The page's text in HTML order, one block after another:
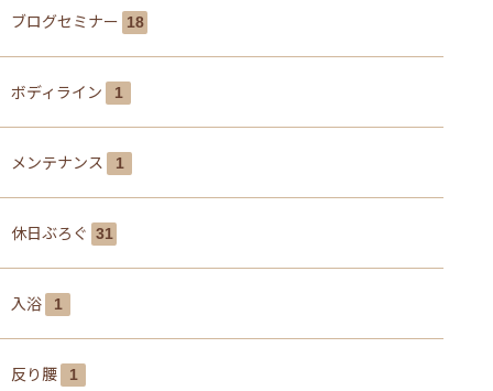
ブログセミナー 18
ボディライン 1
メンテナンス 1
休日ぶろぐ 31
入浴 1
反り腰 1